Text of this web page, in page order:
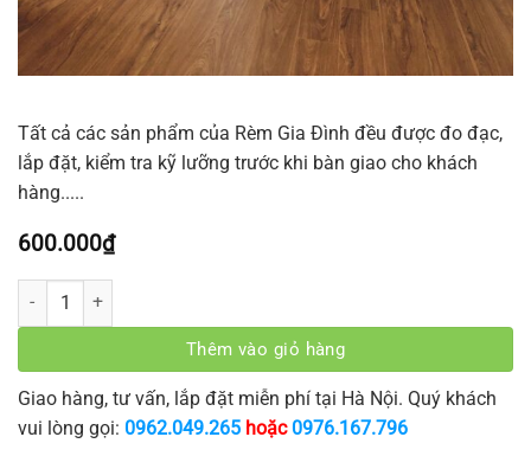
Tất cả các sản phẩm của Rèm Gia Đình đều được đo đạc,
lắp đặt, kiểm tra kỹ lưỡng trước khi bàn giao cho khách
hàng.....
600.000₫
Rèm phòng khách VAPK-06 số lượng
Thêm vào giỏ hàng
Giao hàng, tư vấn, lắp đặt miễn phí tại Hà Nội. Quý khách
vui lòng gọi: 0962.049.265 hoặc0976.167.796